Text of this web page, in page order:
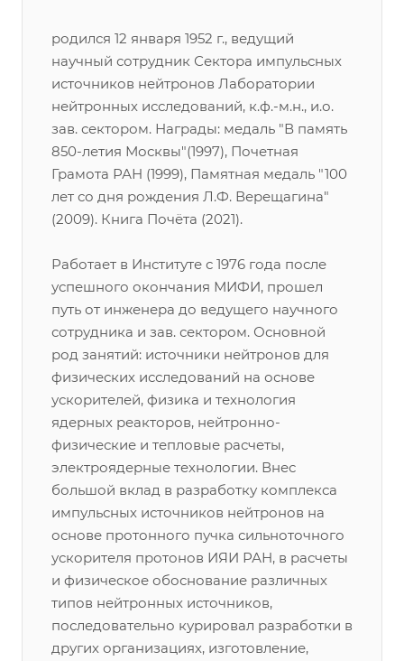
родился 12 января 1952 г., ведущий
научный сотрудник Сектора импульсных
источников нейтронов Лаборатории
нейтронных исследований, к.ф.-м.н., и.о.
зав. сектором. Награды: медаль "В память
850-летия Москвы"(1997), Почетная
Грамота РАН (1999), Памятная медаль "100
лет со дня рождения Л.Ф. Верещагина"
(2009). Книга Почёта (2021).
Работает в Институте с 1976 года после
успешного окончания МИФИ, прошел
путь от инженера до ведущего научного
сотрудника и зав. сектором. Основной
род занятий: источники нейтронов для
физических исследований на основе
ускорителей, физика и технология
ядерных реакторов, нейтронно-
физические и тепловые расчеты,
электроядерные технологии. Внес
большой вклад в разработку комплекса
импульсных источников нейтронов на
основе протонного пучка сильноточного
ускорителя протонов ИЯИ РАН, в расчеты
и физическое обоснование различных
типов нейтронных источников,
последовательно курировал разработки в
других организациях, изготовление,